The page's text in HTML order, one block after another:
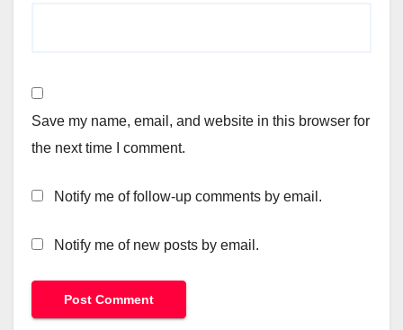
Save my name, email, and website in this browser for
the next time I comment.
Notify me of follow-up comments by email.
Notify me of new posts by email.